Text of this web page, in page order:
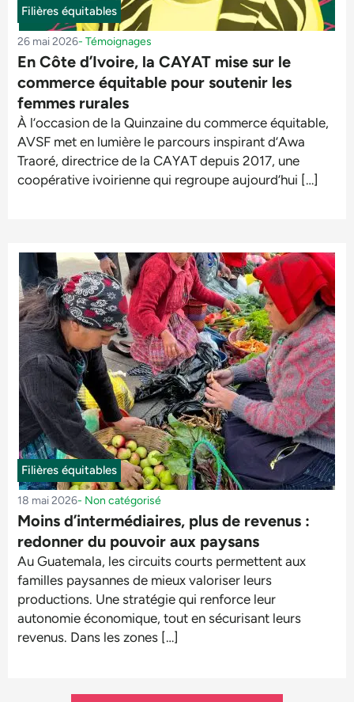
Filières équitables
26 mai 2026- Témoignages
En Côte d’Ivoire, la CAYAT mise sur le
commerce équitable pour soutenir les
femmes rurales
À l’occasion de la Quinzaine du commerce équitable,
AVSF met en lumière le parcours inspirant d’Awa
Traoré, directrice de la CAYAT depuis 2017, une
coopérative ivoirienne qui regroupe aujourd’hui […]
Filières équitables
18 mai 2026- Non catégorisé
Moins d’intermédiaires, plus de revenus :
redonner du pouvoir aux paysans
Au Guatemala, les circuits courts permettent aux
familles paysannes de mieux valoriser leurs
productions. Une stratégie qui renforce leur
autonomie économique, tout en sécurisant leurs
revenus. Dans les zones […]